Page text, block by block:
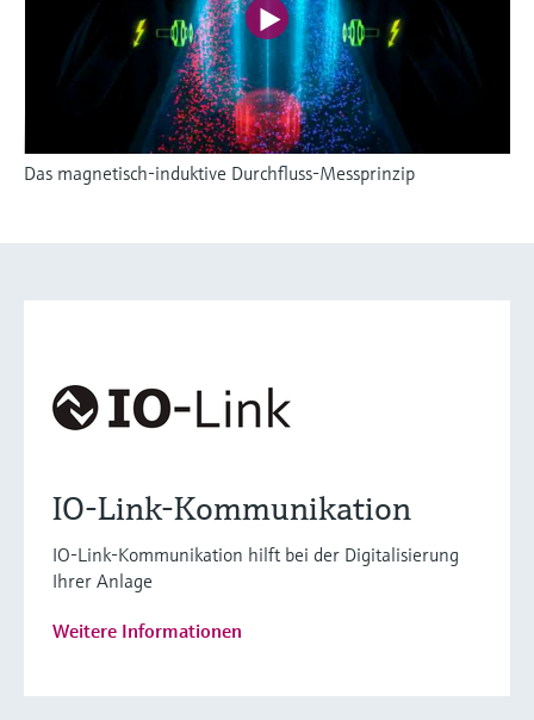
Das magnetisch-induktive Durchfluss-Messprinzip
IO-Link-Kommunikation
IO-Link-Kommunikation hilft bei der Digitalisierung
Ihrer Anlage
Weitere Informationen